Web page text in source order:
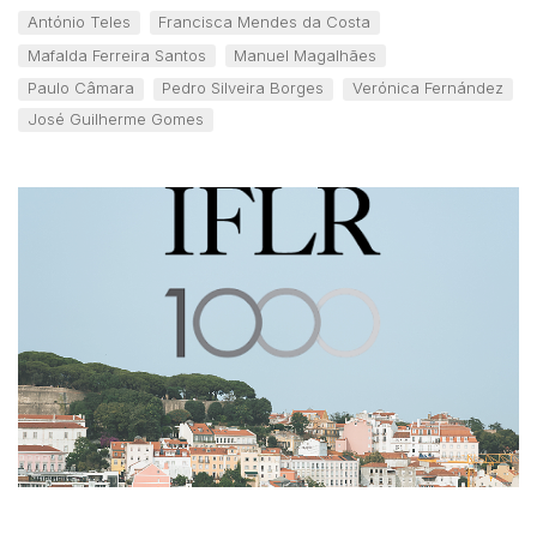
António Teles
Francisca Mendes da Costa
Mafalda Ferreira Santos
Manuel Magalhães
Paulo Câmara
Pedro Silveira Borges
Verónica Fernández
José Guilherme Gomes